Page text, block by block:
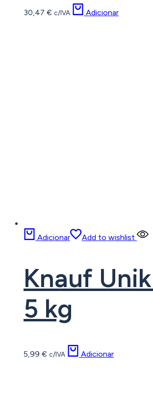
30,47 € c/IVA Adicionar
Adicionar Add to wishlist
Knauf
5 kg
5,99 € c/IVA Adicionar